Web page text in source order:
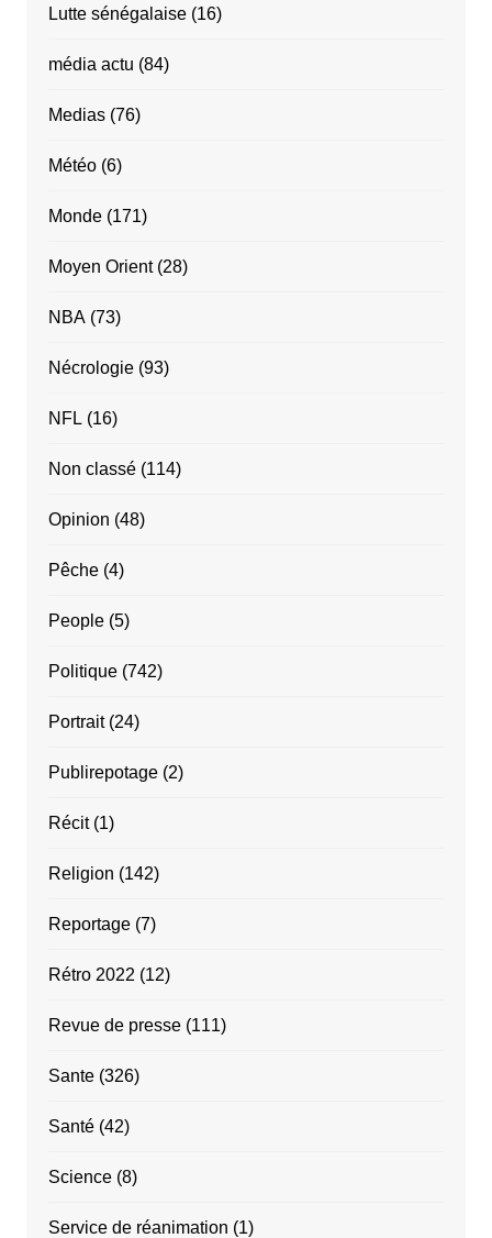
Lutte sénégalaise(16)
média actu (84)
Medias(76)
Météo(6)
Monde(171)
Moyen Orient(28)
NBA(73)
Nécrologie(93)
NFL (16)
Non classé(114)
Opinion (48)
Pêche(4)
People(5)
Politique(742)
Portrait(24)
Publirepotage(2)
Récit(1)
Religion (142)
Reportage(7)
Rétro 2022 (12)
Revue de presse(111)
Sante(326)
Santé(42)
Science(8)
Service de réanimation (1)